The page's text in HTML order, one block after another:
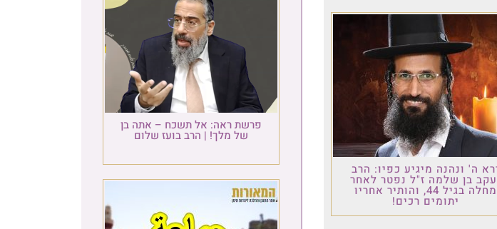
ה' ונהנה מיגיע כפיו: הרב
בן שלמה ז"ל נפטר לאחר
מחלה בגיל 44, והותיר אחריו
יתומים רכים!
פרשת ראה: אל תשכח – אתה בן
של מלך! | הרב בועז שלום